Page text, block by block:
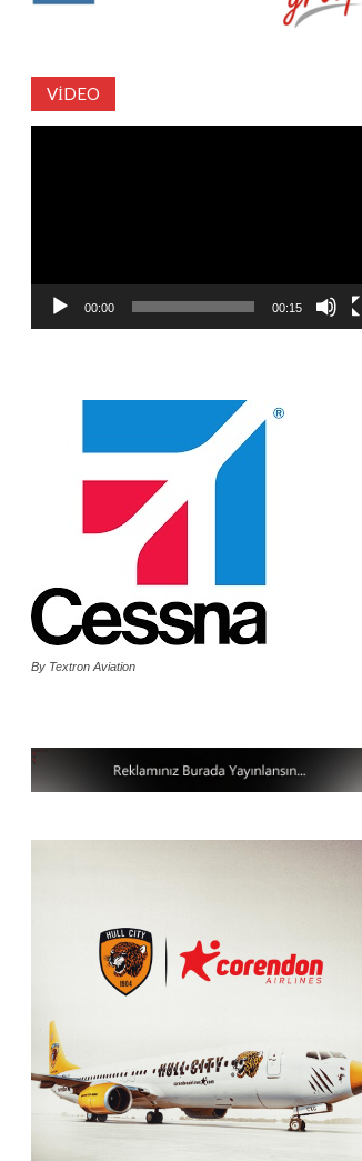
VIDEO
00:00 00:15
By Textron Aviation